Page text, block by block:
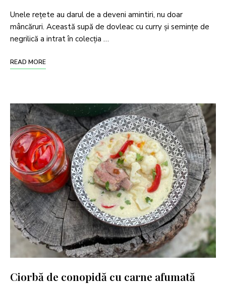
Unele rețete au darul de a deveni amintiri, nu doar
mâncăruri. Această supă de dovleac cu curry și semințe de
negrilică a intrat în colecția …
READ MORE
Ciorbă de conopidă cu carne afumată